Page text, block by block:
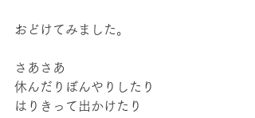
おどけてみました。
さあさあ
休んだりぼんやりしたり
はりきって出かけたり